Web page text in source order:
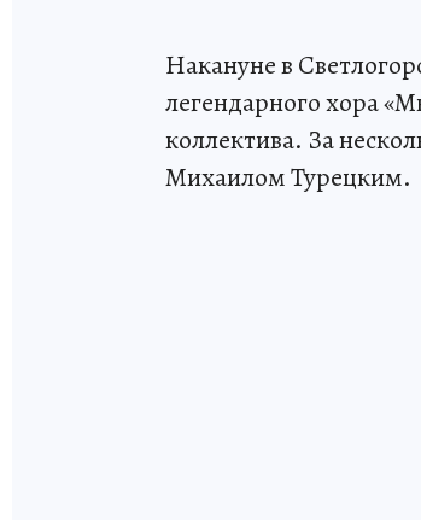
Накануне в
легендарного хора
коллектива. За
Михаилом Турецким.